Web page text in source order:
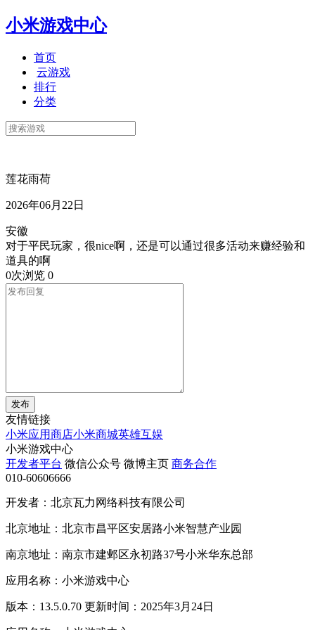
小米游戏中心
首页
云游戏
排行
分类
莲花雨荷
2026年06月22日
安徽
对于平民玩家，很nice啊，还是可以通过很多活动来赚经验和
道具的啊
0次浏览 0
发布
友情链接
小米应用商店小米商城英雄互娱
小米游戏中心
开发者平台 微信公众号 微博主页 商务合作
010-60606666
开发者：北京瓦力网络科技有限公司
北京地址：北京市昌平区安居路小米智慧产业园
南京地址：南京市建邺区永初路37号小米华东总部
应用名称：小米游戏中心
版本：13.5.0.70 更新时间：2025年3月24日